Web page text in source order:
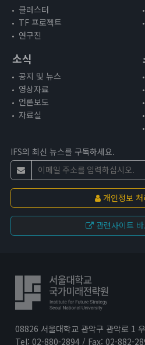
클러스터
TF 프로젝트
연구진
소식
공지 및 뉴스
영상자료
언론보도
자료실
IFS의 최신 뉴스를 구독하세요.
개인정보 처
관련사이트 바
08826 서울대학교 관악구 관악로 1
Tel: 02-880-2894 / Fax: 02-882-